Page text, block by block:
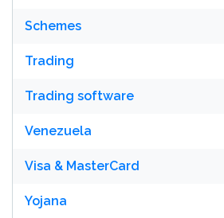
Schemes
Trading
Trading software
Venezuela
Visa & MasterCard
Yojana